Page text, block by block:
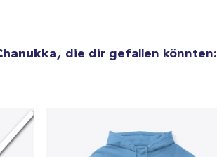
, die dir gefallen könnten: